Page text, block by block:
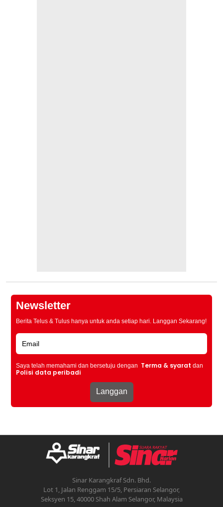
Newsletter
Berita Telus & Tulus hanya untuk anda setiap hari. Langgan Sekarang!
Saya telah memahami dan bersetuju dengan Terma & syarat dan
Polisi data peribadi
Sinar Karangkraf Sdn. Bhd.
Lot 1, Jalan Renggam 15/5, Persiaran Selangor,
Seksyen 15, 40000 Shah Alam Selangor, Malaysia